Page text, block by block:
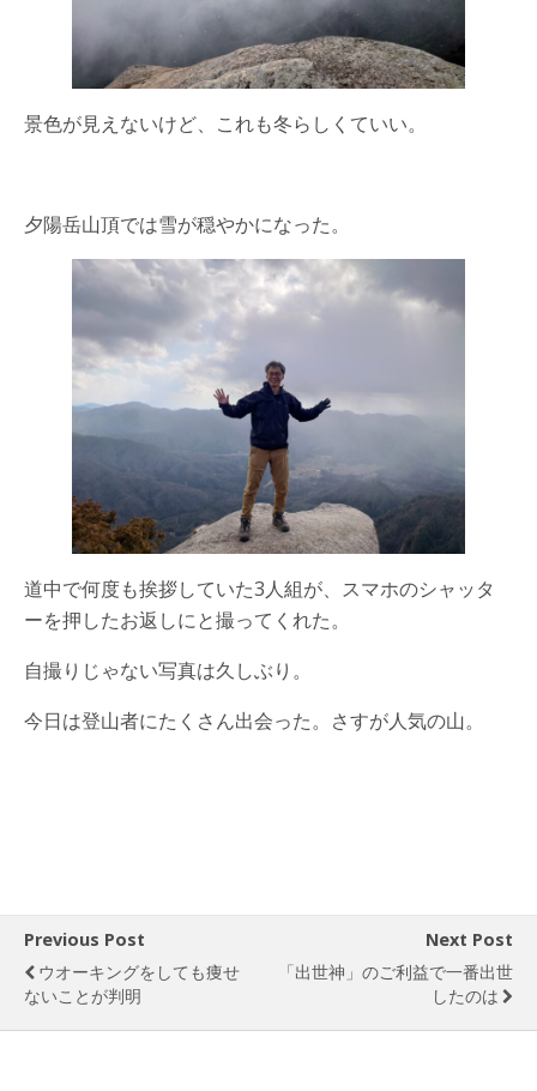
景色が見えないけど、これも冬らしくていい。
夕陽岳山頂では雪が穏やかになった。
道中で何度も挨拶していた3人組が、スマホのシャッタ
ーを押したお返しにと撮ってくれた。
自撮りじゃない写真は久しぶり。
今日は登山者にたくさん出会った。さすが人気の山。
Previous Post
ウオーキングをしても痩せ
ないことが判明
Next Post
「出世神」のご利益で一番出世
したのは